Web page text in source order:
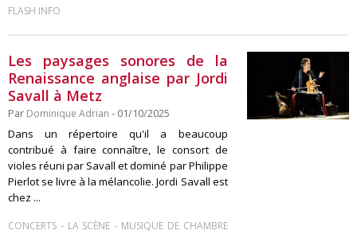
FLASH INFO
Les paysages sonores de la
Renaissance anglaise par Jordi
Savall à Metz
Par Dominique Adrian - 01/10/2025
Dans un répertoire qu'il a beaucoup
contribué à faire connaître, le consort de
violes réuni par Savall et dominé par Philippe
Pierlot se livre à la mélancolie. Jordi Savall est
chez ...
CONCERTS - LA SCÈNE - MUSIQUE DE CHAMBRE